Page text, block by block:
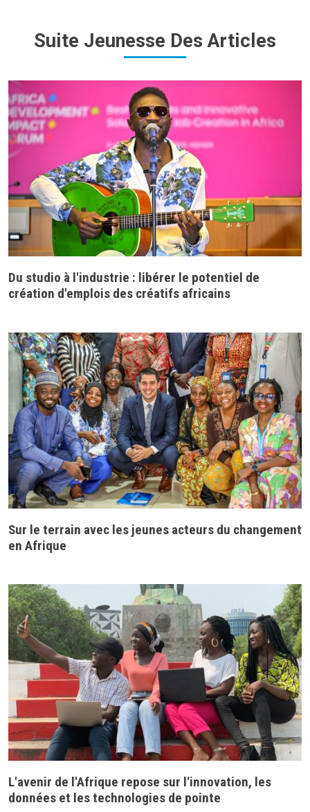
Suite Jeunesse Des Articles
Du studio à l'industrie : libérer le potentiel de
création d'emplois des créatifs africains
Sur le terrain avec les jeunes acteurs du changement
en Afrique
L'avenir de l'Afrique repose sur l'innovation, les
données et les technologies de pointe